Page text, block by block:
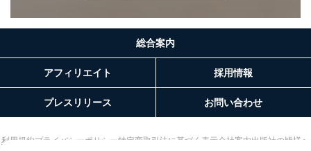
総合案内
アフィリエイト 採用情報
プレスリリース お問い合わせ
利用規約プライバシーポリシー 特定商取引法に基づく表示会社案内出版社の皆様へ